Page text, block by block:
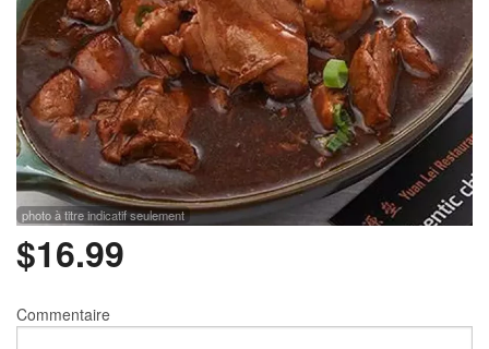
photo à titre indicatif seulement
$16.99
Commentaire